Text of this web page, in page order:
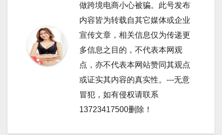
做跨境电商小心被骗。此号发布
内容皆为转载自其它媒体或企业
宣传文章，相关信息仅为传递更
多信息之目的，不代表本网观
点，亦不代表本网站赞同其观点
或证实其内容的真实性。---无意
冒犯，如有侵权请联系
13723417500删除！